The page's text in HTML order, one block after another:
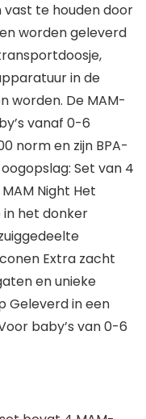
vast te houden door
worden geleverd
in de
worden. De MAM-
vanaf 0-6
norm en zijn BPA-
Set van 4
Night Het
in het donker
Extra zacht
en unieke
Geleverd in een
baby’s van 0-6